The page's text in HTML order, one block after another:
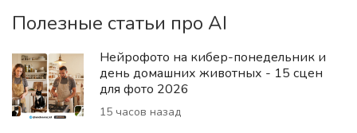
Полезные статьи про AI
Нейрофото на кибер-понедельник и
день домашних животных - 15 сцен
для фото 2026
15 часов назад